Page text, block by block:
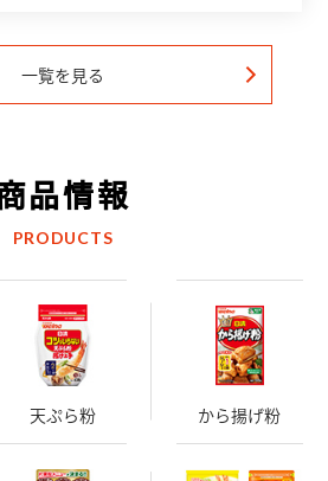
一覧を見る
品情報
PRODUCTS
天ぷら粉 から揚げ粉